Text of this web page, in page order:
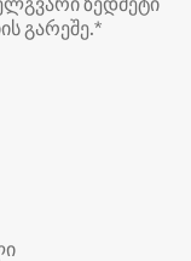
გარეშე.*